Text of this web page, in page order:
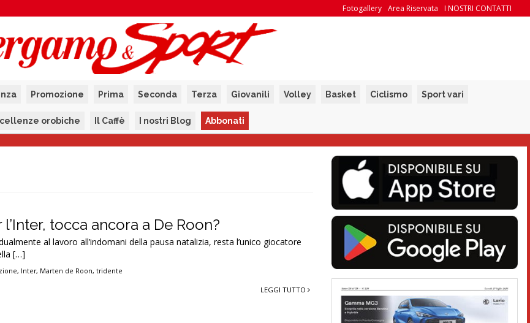
I NOSTRI CONTATTI
Area Riservata
Fotogallery
Promozione Prima Seconda Terza Giovanili Volley Basket Ciclismo Sport vari
orobiche Il Caffè I nostri Blog Abbonati
tocca ancora a De Roon?
al lavoro all’indomani della pausa natalizia, resta l’unico giocatore
[…]
, Inter, Marten de Roon,tridente
LEGGI TUTTO